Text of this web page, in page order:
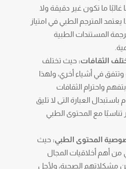
غالبًا ما تكون غير دقيقة ولا
يعتمد المترجم الطبي في امتياز
المستندات الطبية
الثقافات: حيث تختلف
في أشياء أخري، ولهذا
واحترام الثقافات
العبارة التى لا تليق
تناسبًا مع المحتوى الطبي
المحتوى الطبي: حيث
أهم أخلاقيات المجال
مشكلاتهم الصحية، ولأجل